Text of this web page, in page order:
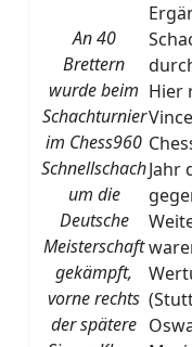
Hier
Jahr
An 40
Brettern
wurde beim
Schachturnier
im Chess960
Schnellschach
um die
Deutsche
Meisterschaft
gekämpft,
vorne rechts
der spätere